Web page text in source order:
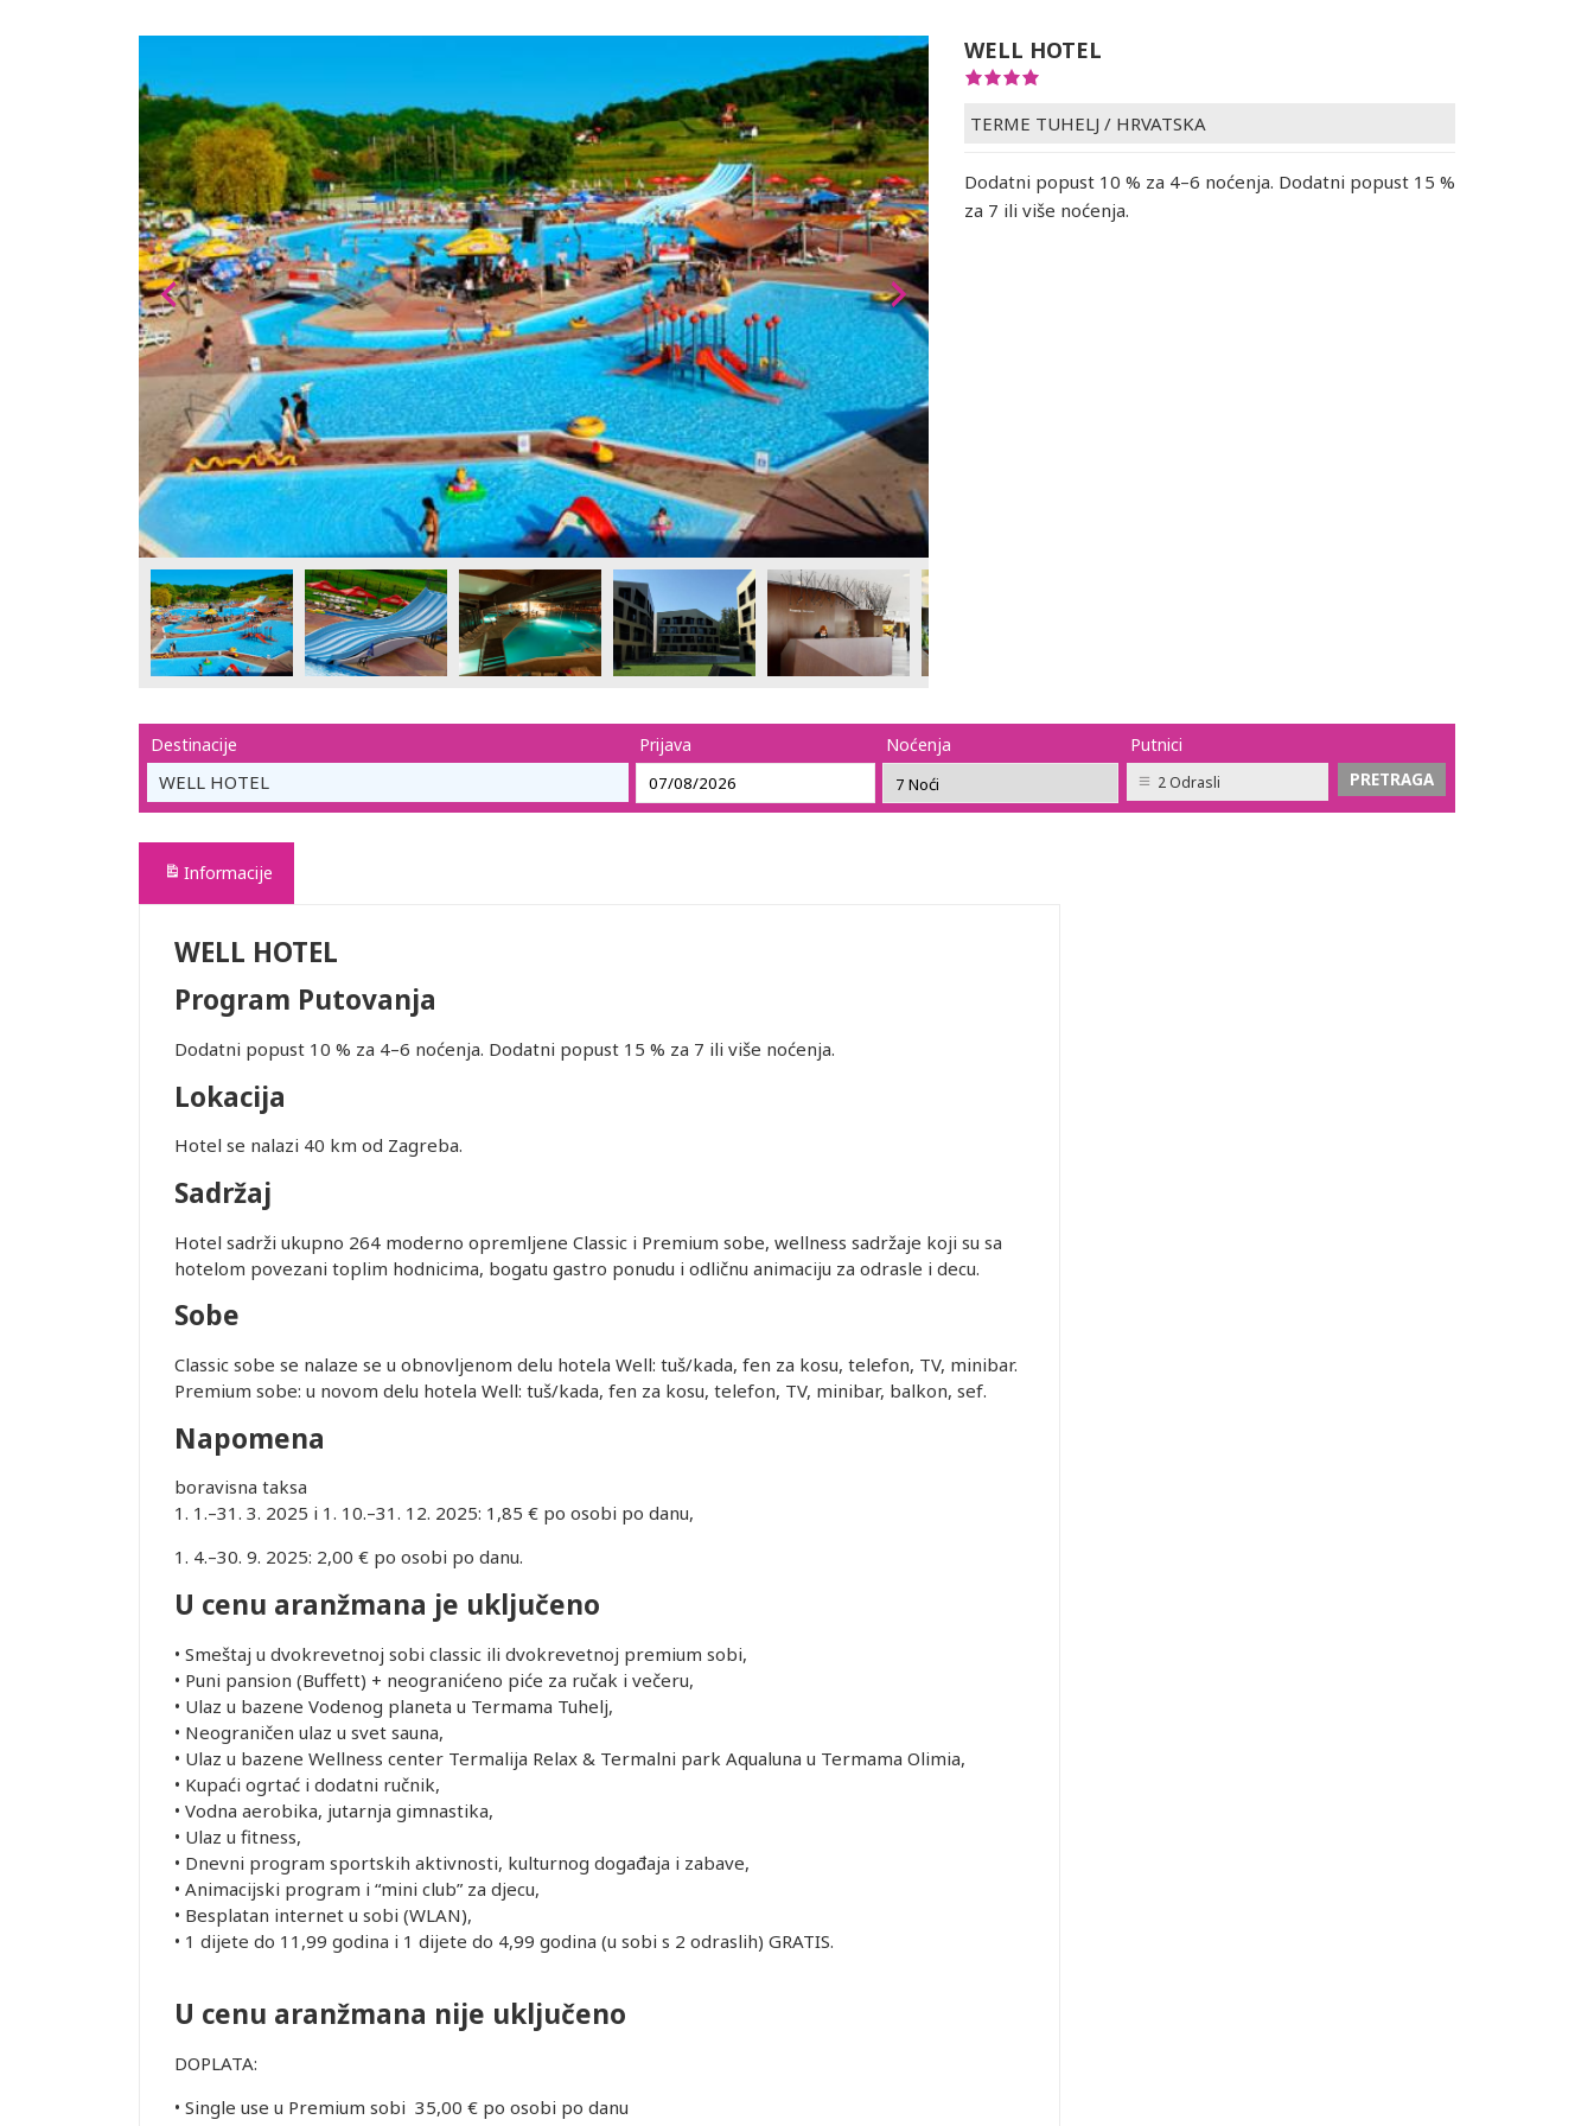
WELL HOTEL
TERME TUHELJ / HRVATSKA
Dodatni popust 10 % za 4–6 noćenja. Dodatni popust 15 %
za 7 ili više noćenja.
Destinacije
WELL HOTEL
Prijava Noćenja Putnici
2 Odrasli
Informacije
WELL HOTEL
Program Putovanja
Dodatni popust 10 % za 4–6 noćenja. Dodatni popust 15 % za 7 ili više noćenja.
Lokacija
Hotel se nalazi 40 km od Zagreba.
Sadržaj
Hotel sadrži ukupno 264 moderno opremljene Classic i Premium sobe, wellness sadržaje koji su sa
hotelom povezani toplim hodnicima, bogatu gastro ponudu i odličnu animaciju za odrasle i decu.
Sobe
Classic sobe se nalaze se u obnovljenom delu hotela Well: tuš/kada, fen za kosu, telefon, TV, minibar.
Premium sobe: u novom delu hotela Well: tuš/kada, fen za kosu, telefon, TV, minibar, balkon, sef.
Napomena
boravisna taksa
1. 1.–31. 3. 2025 i 1. 10.–31. 12. 2025: 1,85 € po osobi po danu,
1. 4.–30. 9. 2025: 2,00 € po osobi po danu.
U cenu aranžmana je uključeno
• Smeštaj u dvokrevetnoj sobi classic ili dvokrevetnoj premium sobi,
• Puni pansion (Buffett) + neogranićeno piće za ručak i večeru,
• Ulaz u bazene Vodenog planeta u Termama Tuhelj,
• Neograničen ulaz u svet sauna,
• Ulaz u bazene Wellness center Termalija Relax & Termalni park Aqualuna u Termama Olimia,
• Kupaći ogrtać i dodatni ručnik,
• Vodna aerobika, jutarnja gimnastika,
• Ulaz u fitness,
• Dnevni program sportskih aktivnosti, kulturnog događaja i zabave,
• Animacijski program i “mini club” za djecu,
• Besplatan internet u sobi (WLAN),
• 1 dijete do 11,99 godina i 1 dijete do 4,99 godina (u sobi s 2 odraslih) GRATIS.
U cenu aranžmana nije uključeno
DOPLATA:
• Single use u Premium sobi 35,00 € po osobi po danu